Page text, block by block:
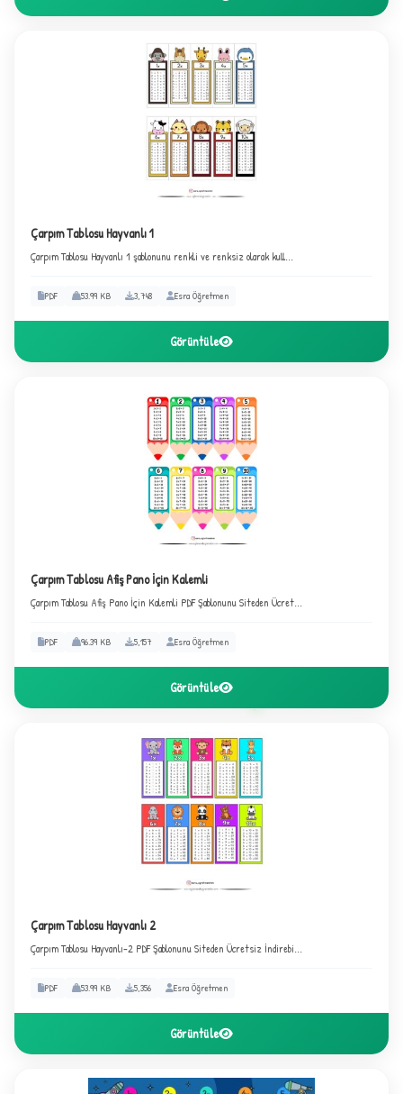
Çarpım Tablosu Hayvanlı 1
Çarpım Tablosu Hayvanlı 1 şablonunu renkli ve renksiz olarak kull...
PDF 53.99 KB 3,748 Esra Öğretmen
Görüntüle
Çarpım Tablosu Afiş Pano İçin Kalemli
Çarpım Tablosu Afiş Pano İçin Kalemli PDF Şablonunu Siteden Ücret...
PDF 96.39 KB 5,157 Esra Öğretmen
Görüntüle
Çarpım Tablosu Hayvanlı 2
Çarpım Tablosu Hayvanlı-2 PDF Şablonunu Siteden Ücretsiz İndirebi...
PDF 53.99 KB 5,356 Esra Öğretmen
Görüntüle
2